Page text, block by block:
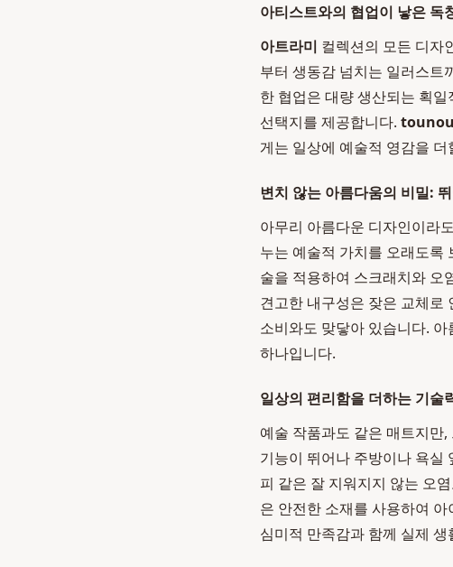
아티스트와의 협업이 낳은 독
아트라미 컬렉션의 모든 디자
부터 생동감 넘치는 일러스트
한 협업은 대량 생산되는 획
선택지를 제공합니다. tounou
게는 일상에 예술적 영감을
변치 않는 아름다움의 비밀:
아무리 아름다운 디자인이라
누는 예술적 가치를 오래도록
술을 적용하여 스크래치와 오
견고한 내구성은 잦은 교체로
소비와도 맞닿아 있습니다.
하나입니다.
일상의 편리함을 더하는 기술
예술 작품과도 같은 매트지만
기능이 뛰어나 주방이나 욕실
피 같은 잘 지워지지 않는 오
은 안전한 소재를 사용하여
심미적 만족감과 함께 실제